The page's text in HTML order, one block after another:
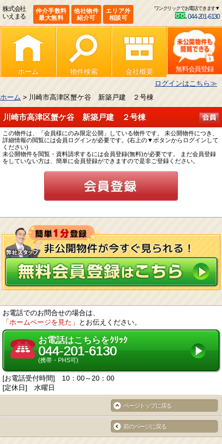
株式会社
いえまる
仲介手数料
最大無料
他社物件
紹介可
エリア外
相談可
ワンクリックでお電話できます▼
044-201-6130
ホーム 物件検索 会社概要
無料会員登録
ログインはこちら≫
ホーム > 川崎市高津区蟹ケ谷 新築戸建 ２号棟
川崎市高津区蟹ケ谷 新築戸建 ２号棟
この物件は、「会員様にのみ限定公開」している物件です。 未公開物件につき、
詳細情報の閲覧には会員ログインが必要です。(右上の▼ボタンからログインして
ください)
未公開物件を閲覧・資料請求するには会員登録(無料)が必要です。 まだ会員登録
をしていない方は、簡単に会員登録ができますので是非ご登録ください。
お電話でのお問合せの場合は、
「ホームページを見た」
とお伝えください。
お電話はこちらをｸﾘｯｸ
044-201-6130
(携帯・PHS可)
[お電話受付時間] 10：00～20：00
[定休日] 水曜日
ページトップに戻る
前のページに戻る